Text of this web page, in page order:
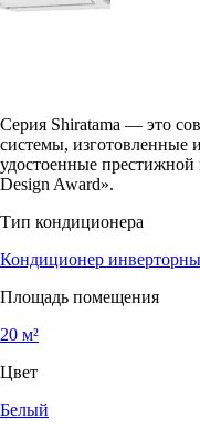
Серия Shiratama — это
системы, изготовленные
удостоенные престижной
Design Award».
Тип кондиционера
Кондиционер
Площадь помещения
20 м²
Цвет
Белый